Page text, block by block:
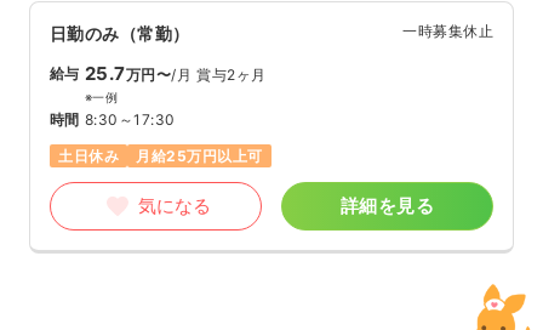
日勤のみ（常勤） 一時募集休止
給与 25.7万円〜/月 賞与2ヶ月
※一例
時間 8:30～17:30
土日休み
月給25万円以上可
気になる 詳細を見る